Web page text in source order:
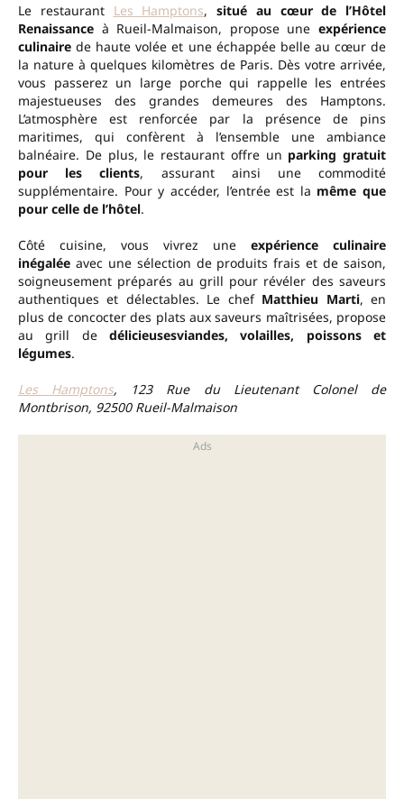
Le restaurant Les Hamptons, situé au cœur de l’Hôtel
Renaissance à Rueil-Malmaison, propose une expérience
culinaire de haute volée et une échappée belle au cœur de
la nature à quelques kilomètres de Paris. Dès votre arrivée,
vous passerez un large porche qui rappelle les entrées
majestueuses des grandes demeures des Hamptons.
L’atmosphère est renforcée par la présence de pins
maritimes, qui confèrent à l’ensemble une ambiance
balnéaire. De plus, le restaurant offre un parking gratuit
pour les clients, assurant ainsi une commodité
supplémentaire. Pour y accéder, l’entrée est la même que
pour celle de l’hôtel.
Côté cuisine, vous vivrez une expérience culinaire
inégalée avec une sélection de produits frais et de saison,
soigneusement préparés au grill pour révéler des saveurs
authentiques et délectables. Le chef Matthieu Marti, en
plus de concocter des plats aux saveurs maîtrisées, propose
au grill de délicieusesviandes, volailles, poissons et
légumes.
Les Hamptons, 123 Rue du Lieutenant Colonel de
Montbrison, 92500 Rueil-Malmaison